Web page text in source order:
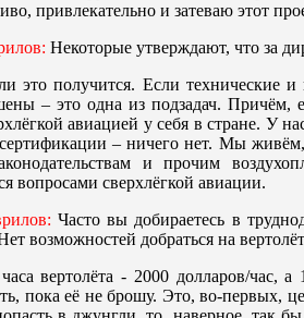
привлекательно и затеваю этот
Некоторые утверждают, что за
это получится. Если технические и
– это одна из подзадач. Причём,
авиацией у себя в стране. У
– ничего нет. Мы
и прочим
вопросами сверхлёгкой авиации.
Часто вы добираетесь в
возможностей добраться на
вертолёта - 2000 долларов/час,
пока её не брошу. Это, во-первых,